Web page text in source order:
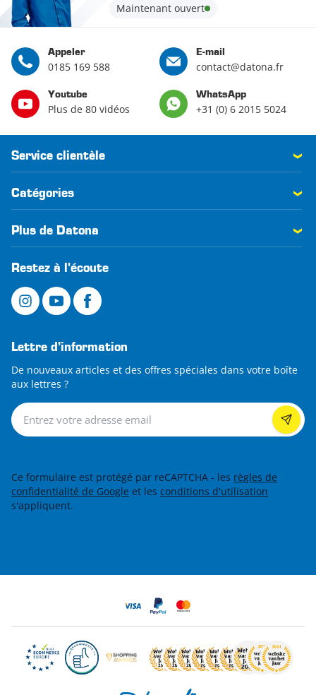
Maintenant ouvert
Appeler
0185 169 588
E-mail
contact@datona.fr
Youtube
Plus de 80 vidéos
WhatsApp
+31 (0) 6 2015 5024
Service clientèle
Catégories
Plus de Datona
Restez à l'écoute
Lettre d’information
De nouveaux articles et des offres spéciales dans votre boîte
aux lettres ?
Lettre d’information
Ce formulaire est protégé par reCAPTCHA - les règles de
confidentialité de Google et les conditions d'utilisation
s'appliquent.